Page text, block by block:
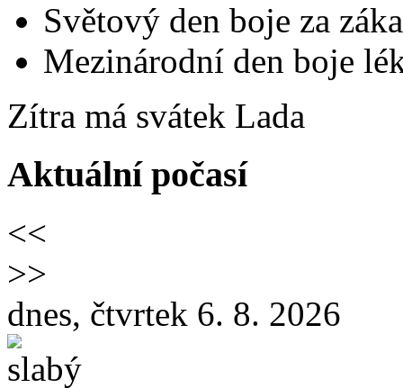
Světový den boje za
Mezinárodní den boje
Zítra má svátek Lada
Aktuální počasí
<<
>>
dnes, čtvrtek 6. 8. 2026